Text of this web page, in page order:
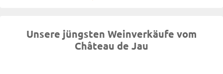
Unsere jüngsten Weinverkäufe vom
Château de Jau